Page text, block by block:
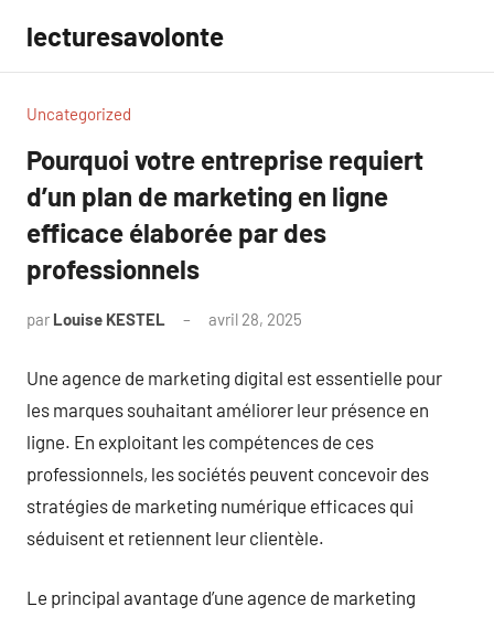
contenu
lecturesavolonte
Uncategorized
Pourquoi votre entreprise requiert
d’un plan de marketing en ligne
efficace élaborée par des
professionnels
par Louise KESTEL avril 28, 2025
Une agence de marketing digital est essentielle pour
les marques souhaitant améliorer leur présence en
ligne. En exploitant les compétences de ces
professionnels, les sociétés peuvent concevoir des
stratégies de marketing numérique efficaces qui
séduisent et retiennent leur clientèle.
Le principal avantage d’une agence de marketing